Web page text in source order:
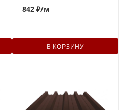
842 ₽/м
В КОРЗИНУ